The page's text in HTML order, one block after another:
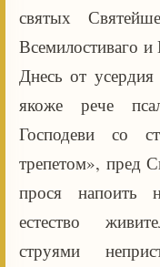
святых
Всемилостиваго и
Днесь от
якоже рече
Господеви со
трепетом», пред
прося напоить
естество
струями